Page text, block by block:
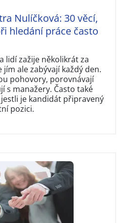
Nulíčková: 30 věcí,
hledání práce často
lidí zažije několikrát za
ale zabývají každý den.
pohovory, porovnávají
s manažery. Často také
je kandidát připravený
pozici.